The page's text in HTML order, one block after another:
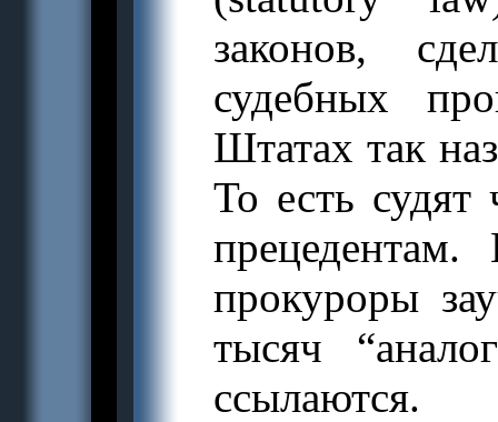
законов,
судебных
Штатах так
То есть судят
прокуроры
тысяч
ссылаются.